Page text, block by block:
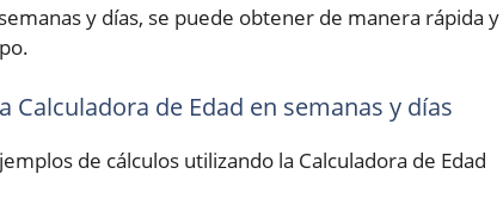
y días, se puede obtener de manera rápida y
Calculadora de Edad en semanas y días
de cálculos utilizando la Calculadora de Edad